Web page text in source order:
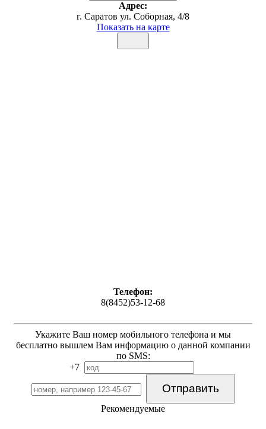
Адрес:
г. Саратов ул. Соборная, 4/8
Показать на карте
Телефон:
8(8452)53-12-68
Укажите Ваш номер мобильного телефона и мы
бесплатно вышлем Вам информацию о данной компании
по SMS:
+7
Рекомендуемые